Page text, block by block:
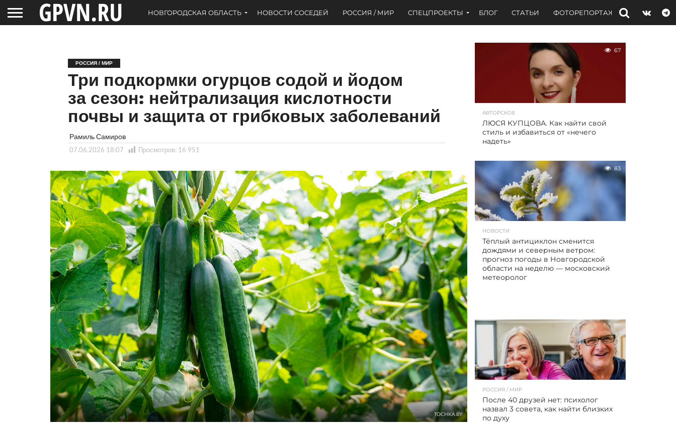
НОВГОРОДСКАЯ ОБЛАСТЬ НОВОСТИ СОСЕДЕЙ РОССИЯ / МИР СПЕЦПРОЕКТЫ БЛОГ СТАТЬИ ФОТОРЕПОРТАЖИ ИНТЕРВЬЮ
РОССИЯ / МИР
Три подкормки огурцов содой и йодом
за сезон: нейтрализация кислотности
почвы и защита от грибковых заболеваний
Рамиль Самиров
07.06.2026 18:07 Просмотров: 16 951
TOCHKA.BY
67
АВТОРСКОЕ
ЛЮСЯ КУПЦОВА. Как найти свой
стиль и избавиться от «нечего
надеть»
83
НОВОСТИ
Тёплый антициклон сменится
дождями и северным ветром:
прогноз погоды в Новгородской
области на неделю — московский
метеоролог
РОССИЯ / МИР
После 40 друзей нет: психолог
назвал 3 совета, как найти близких
по духу